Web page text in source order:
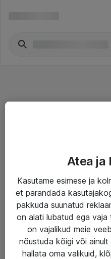
Haldusteenused
Garantii
Turva- ja
AS ATEA
Atea ja
Kasutame esimese ja
et parandada
pakkuda suunatud
on alati lubatud ega vaja
on vajalikud meie
nõustuda kõigi või
hallata oma valikuid,